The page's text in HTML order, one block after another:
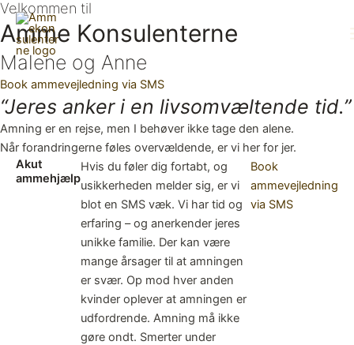
Gå
til
indholdet
Velkommen til
Amme Konsulenterne
Malene og Anne
Book ammevejledning via SMS
“Jeres anker i en livsomvæltende tid.”
Amning er en rejse, men I behøver ikke tage den alene.
Når forandringerne føles overvældende, er vi her for jer.
Akut
ammehjælp
Hvis du føler dig fortabt, og
usikkerheden melder sig, er vi
blot en SMS væk. Vi har tid og
erfaring – og anerkender jeres
unikke familie. Der kan være
mange årsager til at amningen
er svær. Op mod hver anden
kvinder oplever at amningen er
udfordrende. Amning må ikke
gøre ondt. Smerter under
Book
ammevejledning
via SMS